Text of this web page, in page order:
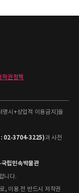
작권정책
명시+상업적 이용금지)을
: 02-3704-3225)과 사전
립민속박물관
니다.
, 이용 전 반드시 저작권